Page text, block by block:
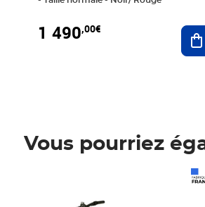
1 490,00€
Vous pourriez